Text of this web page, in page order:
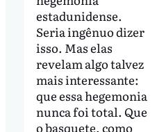
estadunidense.
Seria ingênuo dizer
isso. Mas elas
revelam algo talvez
mais interessante:
que essa hegemonia
nunca foi total. Que
o basquete, como